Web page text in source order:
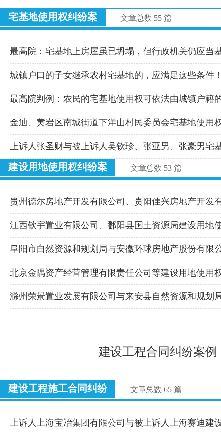
宅基地使用权纠纷案 文章总数 55 篇
最高院：宅基地上房屋虽已坍塌，但行政机关仍应当
城镇户口的子女继承农村宅基地的，应满足这些条件
最高院判例：农民的宅基地使用权可依法由城镇户籍
金迪、黄岩区南城街道下洋山村民委员会宅基地使用
上诉人张圣财与被上诉人吴钦珍、张亚男、张豪男宅
建设用地使用权纠纷案 文章总数 53 篇
贵州德尔房地产开发有限公司、贵阳佳兴房地产开发
江西钦宇置业有限公司、鄱阳县国土资源局建设用地
阜阳市自然资源和规划局与安徽环球房地产股份有限
北京金隅资产经营管理有限责任公司等建设用地使用
滁州荣景置业发展有限公司与来安县自然资源和规划
建设工程合同纠纷案例
建设工程施工合同纠纷 文章总数 65 篇
上诉人上海宝冶集团有限公司与被上诉人上海赛迪建